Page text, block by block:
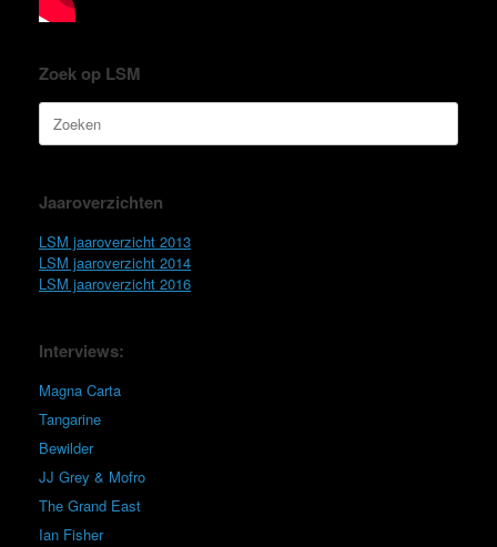
Zoek op LSM
Zoeken
naar:
Jaaroverzichten
LSM jaaroverzicht 2013
LSM jaaroverzicht 2014
LSM jaaroverzicht 2016
Interviews:
Magna Carta
Tangarine
Bewilder
JJ Grey & Mofro
The Grand East
Ian Fisher